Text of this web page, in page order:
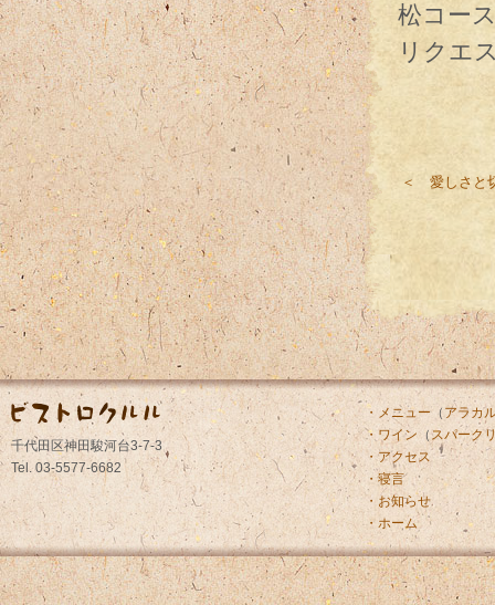
松コー
リクエ
＜ 愛しさと
千代田区神田駿河台3-7-3
Tel. 03-5577-6682
・メニュー（ アラカ
・ワイン （スパーク
・アクセス
・寝言
・お知らせ
・ホーム